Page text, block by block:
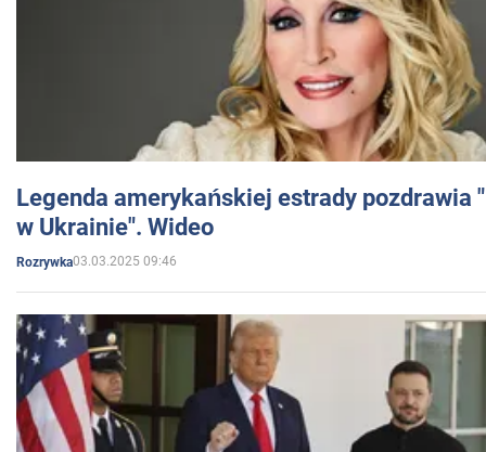
Legenda amerykańskiej estrady pozdrawia
w Ukrainie". Wideo
Rozrywka03.03.2025 09:46